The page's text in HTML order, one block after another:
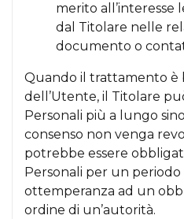
merito
dal Titolare nelle
documento o
Quando il trattamento è
dell’Utente, il Titolare
Personali più a lungo
consenso non venga
potrebbe essere
Personali per un
ottemperanza ad un
ordine di un’autorità.